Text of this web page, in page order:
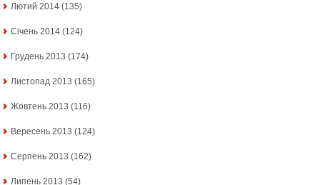
Лютий 2014 (135)
Січень 2014 (124)
Грудень 2013 (174)
Листопад 2013 (165)
Жовтень 2013 (116)
Вересень 2013 (124)
Серпень 2013 (162)
Липень 2013 (54)